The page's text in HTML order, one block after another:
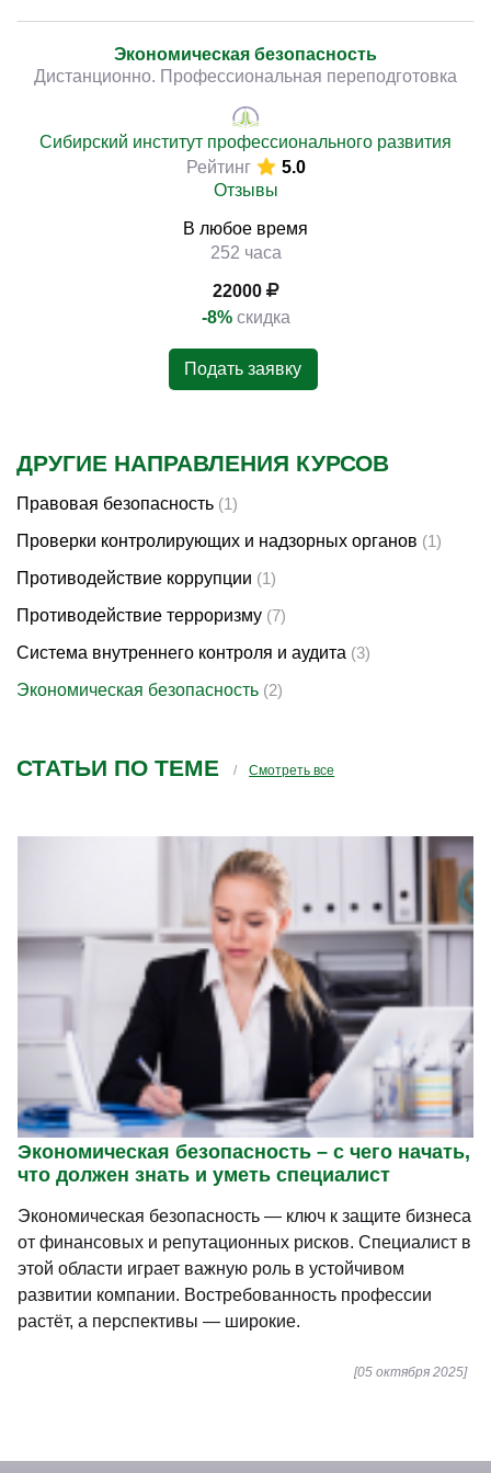
Экономическая безопасность
Дистанционно. Профессиональная переподготовка
Сибирский институт профессионального развития
Рейтинг
5.0
Отзывы
В любое время
252 часа
22000
-8% скидка
Подать заявку
ДРУГИЕ НАПРАВЛЕНИЯ КУРСОВ
Правовая безопасность (1)
Проверки контролирующих и надзорных органов (1)
Противодействие коррупции (1)
Противодействие терроризму (7)
Система внутреннего контроля и аудита (3)
Экономическая безопасность (2)
СТАТЬИ ПО ТЕМЕ Смотреть все
Экономическая безопасность – с чего начать,
что должен знать и уметь специалист
Экономическая безопасность — ключ к защите бизнеса
от финансовых и репутационных рисков. Специалист в
этой области играет важную роль в устойчивом
развитии компании. Востребованность профессии
растёт, а перспективы — широкие.
[05 октября 2025]